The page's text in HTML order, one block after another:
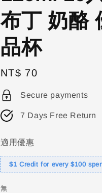
布丁 奶酪
品杯
Regular
price
NT$ 70
Secure payments
7 Days Free Return
適用優惠
$1 Credit for every $100
無